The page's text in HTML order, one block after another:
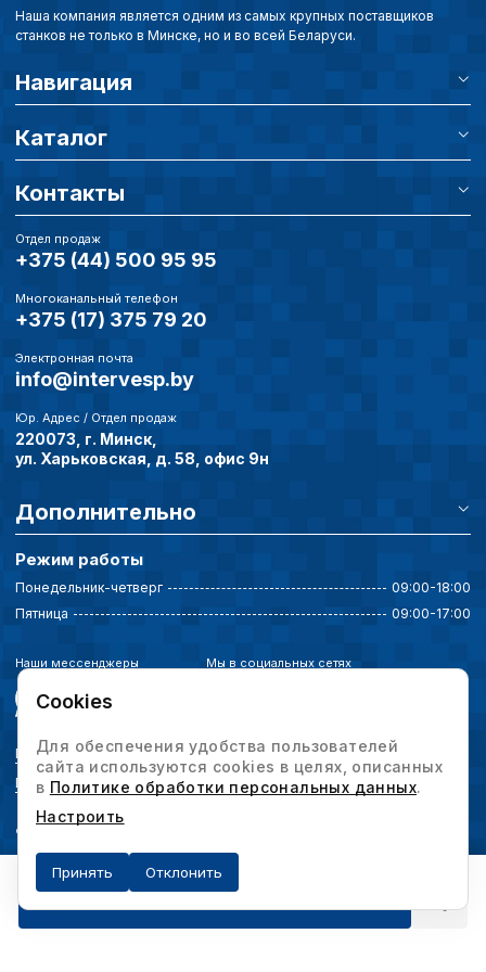
Наша компания является одним из самых крупных поставщиков
станков не только в Минске, но и во всей Беларуси.
Навигация
Каталог
Контакты
Отдел продаж
+375 (44) 500 95 95
Многоканальный телефон
+375 (17) 375 79 20
Электронная почта
info@intervesp.by
Юр. Адрес / Отдел продаж
220073, г. Минск,
ул. Харьковская, д. 58, офис 9н
Дополнительно
Режим работы
Понедельник-четверг
09:00-18:00
Пятница
09:00-17:00
Наши мессенджеры Мы в социальных сетях
Политика конфиденциальности
Выбор настроек cookie
© 2026 Интервесп — производственное оборудование. Все права защищены.
Cookies
Для обеспечения удобства пользователей
сайта используются cookies в целях, описанных
в Политике обработки персональных данных.
Настроить
Принять Отклонить